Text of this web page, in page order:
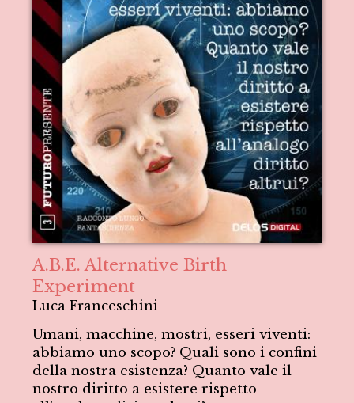
A.B.E. Alternative Birth
Experiment
Luca Franceschini
Umani, macchine, mostri, esseri viventi:
abbiamo uno scopo? Quali sono i confini
della nostra esistenza? Quanto vale il
nostro diritto a esistere rispetto